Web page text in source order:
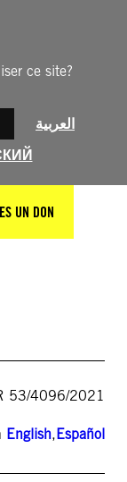
ce site?
العربية
UN DON
53/4096/2021
English,Español